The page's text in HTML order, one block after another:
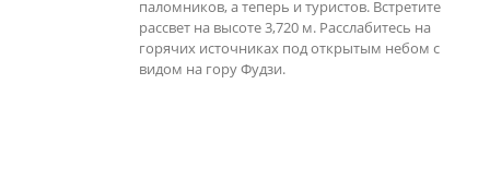
паломников, а теперь и туристов. Встретите
рассвет на высоте 3,720 м. Расслабитесь на
горячих источниках под открытым небом с
видом на гору Фудзи.